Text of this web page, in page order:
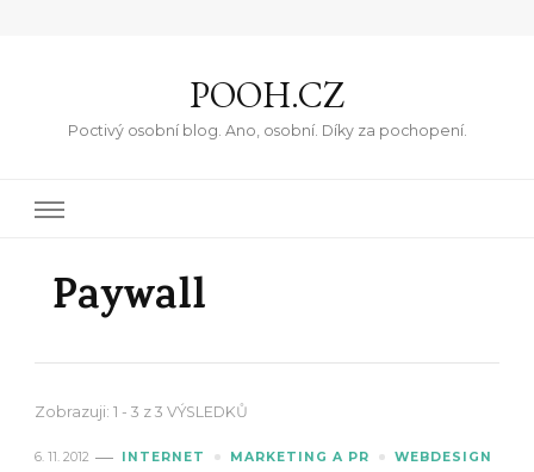
POOH.CZ
Poctivý osobní blog. Ano, osobní. Díky za pochopení.
Paywall
Zobrazuji: 1 - 3 z 3 VÝSLEDKŮ
6. 11. 2012 INTERNET MARKETING A PR WEBDESIGN